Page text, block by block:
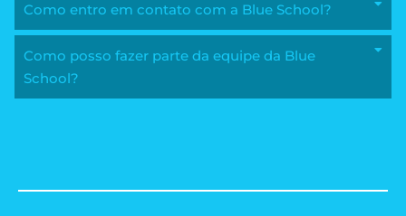
Como entro em contato com a Blue School?
Como posso fazer parte da equipe da Blue
School?